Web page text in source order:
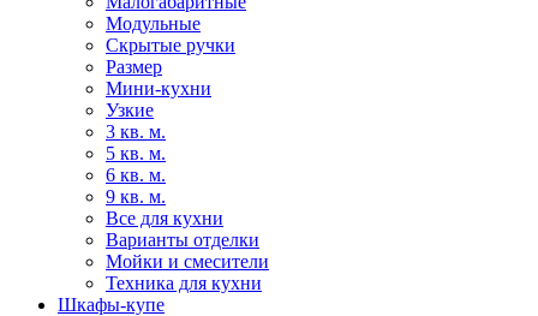
Модульные
Скрытые ручки
Размер
Мини-кухни
Узкие
3 кв. м.
5 кв. м.
6 кв. м.
9 кв. м.
Все для кухни
Варианты отделки
Мойки и смесители
Техника для кухни
Шкафы-купе